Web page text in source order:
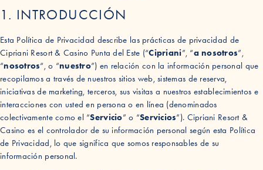
1. INTRODUCCIÓN
Esta Política de Privacidad describe las prácticas de privacidad de
Cipriani Resort & Casino Punta del Este (“Cipriani”, “a nosotros”,
“nosotros“, o “nuestro”) en relación con la información personal que
recopilamos a través de nuestros sitios web, sistemas de reserva,
iniciativas de marketing, terceros, sus visitas a nuestros establecimientos e
interacciones con usted en persona o en línea (denominados
colectivamente como el “Servicio” o “Servicios”). Cipriani Resort &
Casino es el controlador de su información personal según esta Política
de Privacidad, lo que significa que somos responsables de su
información personal.